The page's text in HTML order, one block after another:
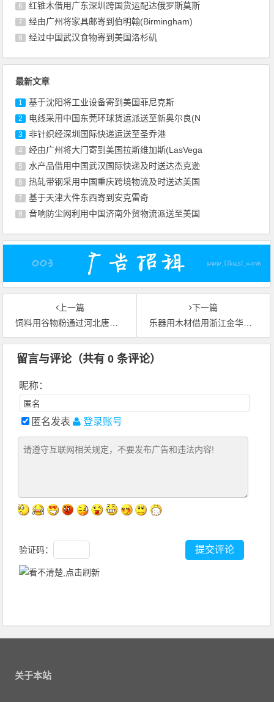
6 红锥木借用广东深圳跨国货运配达俄罗斯莫斯
7 经由广州将家具邮寄到伯明翰(Birmingham)
8 经过中国武汉食物寄到美国洛杉矶
最新文章
1 基于沈阳将工业设备寄到美国菲尼克斯
2 电线采用中国东莞环球货运派送至新奥尔良(N
3 非针织经深圳国际快递运送至圣乔港
4 经由广州将大门寄到美国拉斯维加斯(LasVega
5 水产品借用中国武汉国际快递及时送达杰克逊
6 热轧带钢采用中国重庆跨境物流及时送达美国
7 基于天津大件东西寄到安克雷奇
8 音响防尘网利用中国济南外贸物流派送至美国
上一篇
饲料用谷物粉通过河北唐山跨国货运速递到新加坡
下一篇
乐器用木材借用浙江金华市全球物流运抵沙特阿拉伯吉达
留言与评论（共有0 条评论）
昵称：
匿名发表 登录账号
验证码：
关于本站